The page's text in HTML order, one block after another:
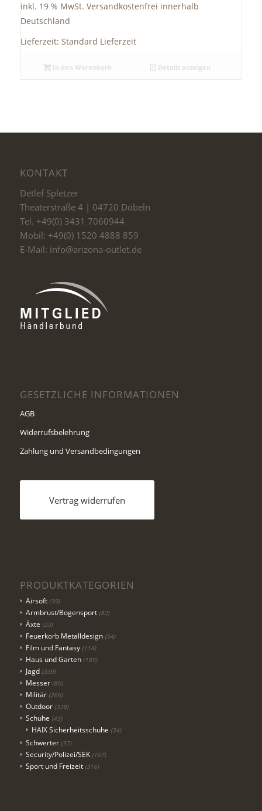
war:
inkl. 19 % MwSt. Versandkostenfrei innerhalb
Deutschland
Lieferzeit: Standard Lieferzeit
In den Warenkorb Details anzeigen
KONTAKT
Detlef Spletzer
Theaterstraße 4 | 04720 Döbeln
Tel. +49(0) 3431 7060944
Mobil: +49(0) 1520 4888 859
E-Mail: info@arizona-outlet.de
GESETZLICHE INFORMATIONEN
AGB
Widerrufsbelehrung
Zahlung und Versandbedingungen
Vertrag widerrufen
PRODUKTKATEGORIEN
Airsoft (39)
Armbrust/Bogensport (82)
Äxte (23)
Feuerkorb Metalldesign (54)
Film und Fantasy (114)
Haus und Garten (189)
Jagd (339)
Messer (85)
Militär (266)
Outdoor (338)
Schuhe (43)
HAIX Sicherheitsschuhe (34)
Schwerter (37)
Security/Polizei/SEK (167)
Sport und Freizeit (316)